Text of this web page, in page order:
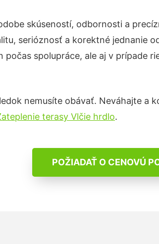
skúseností, odbornosti a
serióznosť a korektné jednanie
počas spolupráce, ale aj v prípade
nemusíte obávať. Neváhajte a
terasy Vlčie hrdlo.
POŽIADAŤ O CENOVÚ